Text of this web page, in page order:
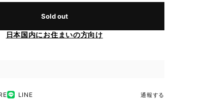
Sold out
日本国内にお住まいの方向け
LINE 通報する